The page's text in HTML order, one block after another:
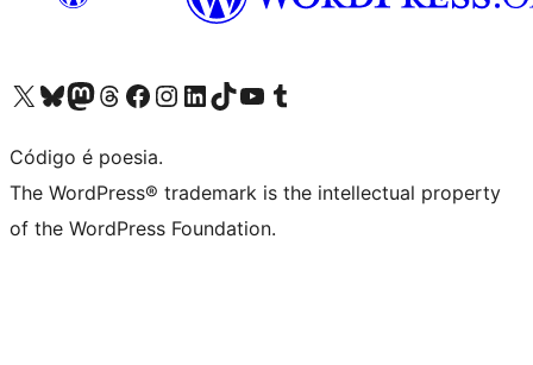
Acessar nossa conta do X (antigo Twitter)
Acessar nossa conta do Bluesky
Acessar nossa conta do Mastodon
Acessar nossa conta do Threads
Acessar nossa página do Facebook
Acessar nossa conta do Instagram
Acessar nossa conta do LinkedIn
Acessar nossa conta do TikTok
Acessar nosso canal do YouTube
Acessar nossa conta no Tumblr
Código é poesia.
The WordPress® trademark is the intellectual property
of the WordPress Foundation.